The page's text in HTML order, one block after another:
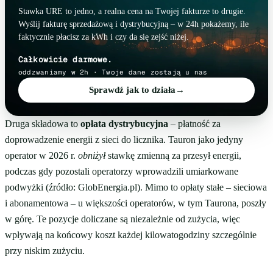
Stawka URE to jedno, a realna cena na Twojej fakturze to drugie.
Wyślij fakturę sprzedażową i dystrybucyjną – w 24h pokażemy, ile
faktycznie płacisz za kWh i czy da się zejść niżej.
Sprawdź jak to działa →
Całkowicie darmowe.
oddzwaniamy w 2h · Twoje dane zostają u nas
Druga składowa to opłata dystrybucyjna – płatność za
doprowadzenie energii z sieci do licznika. Tauron jako jedyny
operator w 2026 r. obniżyłstawkę zmienną za przesył energii,
podczas gdy pozostali operatorzy wprowadzili umiarkowane
podwyżki (źródło: GlobEnergia.pl). Mimo to opłaty stałe – sieciowa
i abonamentowa – u większości operatorów, w tym Taurona, poszły
w górę. Te pozycje doliczane są niezależnie od zużycia, więc
wpływają na końcowy koszt każdej kilowatogodziny szczególnie
przy niskim zużyciu.